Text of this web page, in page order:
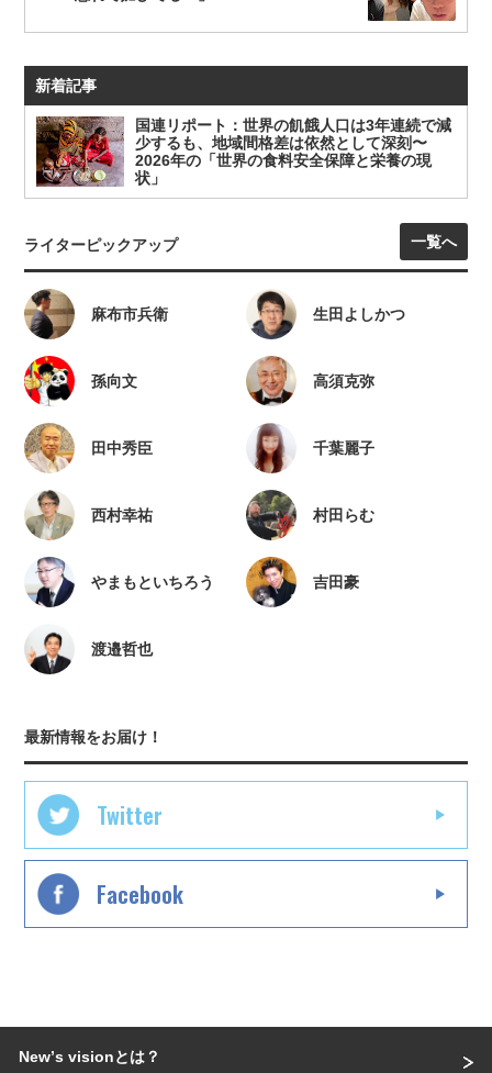
新着記事
国連リポート：世界の飢餓人口は3年連続で減
少するも、地域間格差は依然として深刻〜
2026年の「世界の食料安全保障と栄養の現
状」
ライターピックアップ 一覧へ
麻布市兵衛 生田よしかつ
孫向文 高須克弥
田中秀臣 千葉麗子
西村幸祐 村田らむ
やまもといちろう 吉田豪
渡邉哲也
最新情報をお届け！
Twitter
Facebook
Newʼs visionとは？